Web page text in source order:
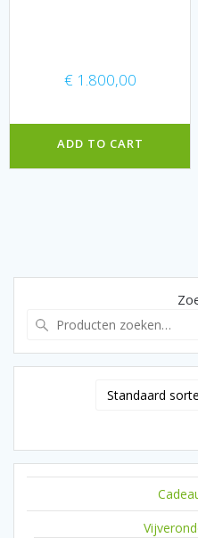
€ 1.800,00
ADD TO CART